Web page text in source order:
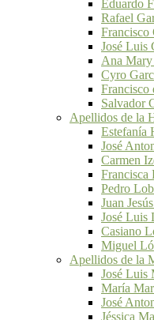
Eduardo
Rafael
Francisco
José Luis
Ana
Cyro
Francisco
Salvador
Apellidos de la
Estefanía
José
Carmen
Francisca
Pedro
Juan
José Luis
Casiano
Miguel
Apellidos de la
José Luis
María
José
Jéssica